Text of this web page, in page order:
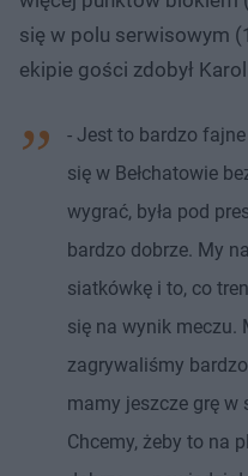
się w polu serwisowym
ekipie gości zdobył
- Jest to bardzo
się w Bełchatowie
wygrać, była pod
bardzo dobrze. My
siatkówkę i to, co
się na wynik meczu.
zagrywaliśmy
mamy jeszcze grę w
Chcemy, żeby to na